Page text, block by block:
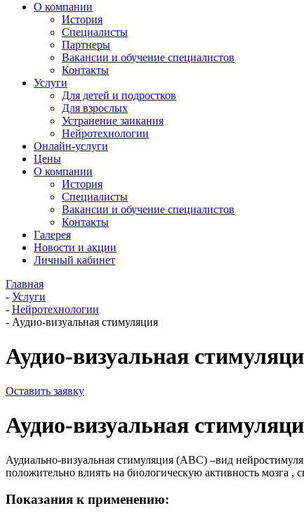
О компании
История
Специалисты
Партнеры
Вакансии и обучение специалистов
Контакты
Услуги
Для детей и подростков
Для взрослых
Устранение заикания
Нейротехнологии
Онлайн-услуги
Цены
О компании
История
Специалисты
Вакансии и обучение специалистов
Контакты
Галерея
Новости и акции
Личный кабинет
Главная
- Услуги
- Нейротехнологии
- Аудио-визуальная стимуляция
Аудио-визуальная
Оставить заявку
Аудио-визуальная
Аудиально-визуальная стимуляция (АВС) –вид
положительно влиять на биологическую активность мозга ,
Показания к применению: